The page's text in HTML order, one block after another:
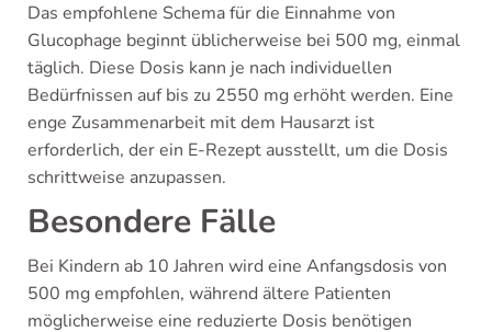
Das empfohlene Schema für die Einnahme von
Glucophage beginnt üblicherweise bei 500 mg, einmal
täglich. Diese Dosis kann je nach individuellen
Bedürfnissen auf bis zu 2550 mg erhöht werden. Eine
enge Zusammenarbeit mit dem Hausarzt ist
erforderlich, der ein E-Rezept ausstellt, um die Dosis
schrittweise anzupassen.
Besondere Fälle
Bei Kindern ab 10 Jahren wird eine Anfangsdosis von
500 mg empfohlen, während ältere Patienten
möglicherweise eine reduzierte Dosis benötigen